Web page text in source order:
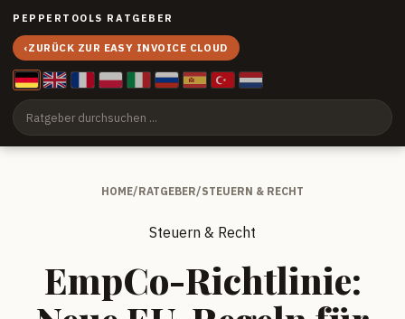
PEPPERTOOLS RATGEBER
‹ZURÜCK ZUR EASY INVOICE CLOUD
HOME/RATGEBER/STEUERN & RECHT
Steuern & Recht
EmpCo-Richtlinie: